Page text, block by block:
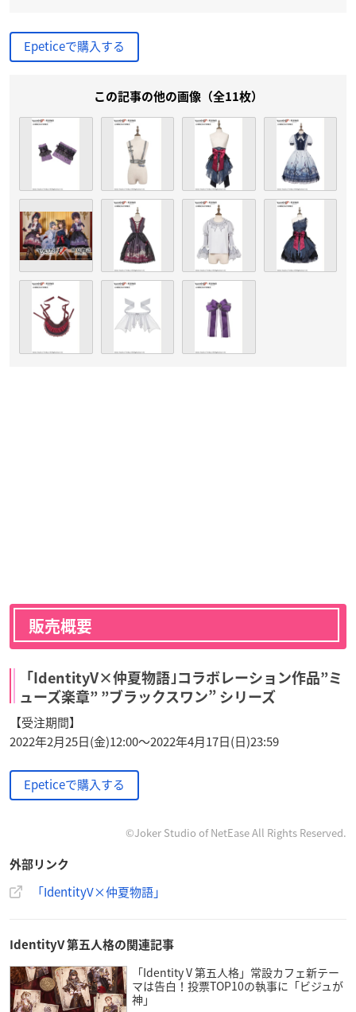
Epeticeで購入する
この記事の他の画像（全11枚）
販売概要
「IdentityV×仲夏物語｣コラボレーション作品”ミ
ューズ楽章” ”ブラックスワン” シリーズ
【受注期間】
2022年2月25日(金)12:00〜2022年4月17日(日)23:59
Epeticeで購入する
©Joker Studio of NetEase All Rights Reserved.
外部リンク
「IdentityV×仲夏物語｣
IdentityV 第五人格の関連記事
「Identity V 第五人格」常設カフェ新テー
マは告白！投票TOP10の執事に「ビジュが
神」